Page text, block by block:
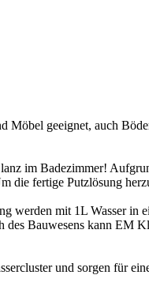
geeignet, auch
im Badezimmer!
die fertige Putzlösung
mit 1L Wasser in
Bauwesens kann EM
und sorgen für